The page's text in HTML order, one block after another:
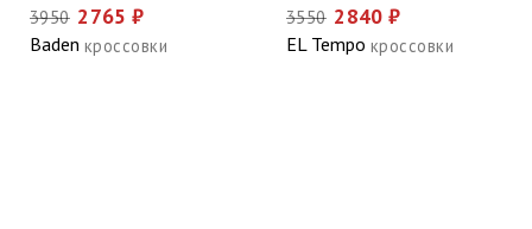
3950 2765 ₽
Baden кроссовки
3550 2840 ₽
EL Tempo кроссовки